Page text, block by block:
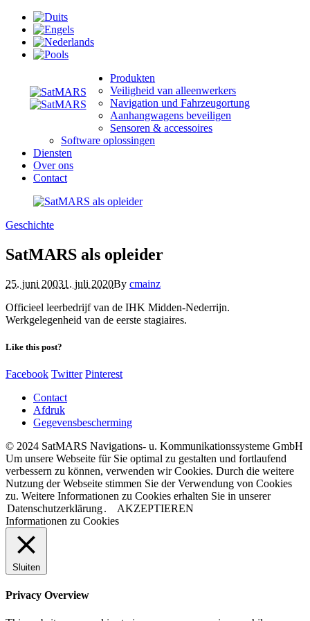
Produkten
Veiligheid van alleenwerkers
Navigation und Fahrzeugortung
Aanhangwagens beveiligen
Sensoren & accessoires
Software oplossingen
Diensten
Over ons
Contact
Geschichte
SatMARS als opleider
25. juni 20031. juli 2020By cmainz
Officieel leerbedrijf van de IHK Midden-Nederrijn.
Werkgelegenheid van de eerste stagiaires.
Like this post?
Facebook Twitter Pinterest
Contact
Afdruk
Gegevensbescherming
© 2024 SatMARS Navigations- u. Kommunikationssysteme GmbH
Um unsere Webseite für Sie optimal zu gestalten und fortlaufend
verbessern zu können, verwenden wir Cookies. Durch die weitere
Nutzung der Webseite stimmen Sie der Verwendung von Cookies
zu. Weitere Informationen zu Cookies erhalten Sie in unserer
Datenschutzerklärung.
AKZEPTIEREN
Informationen zu Cookies
Sluiten
Privacy Overview